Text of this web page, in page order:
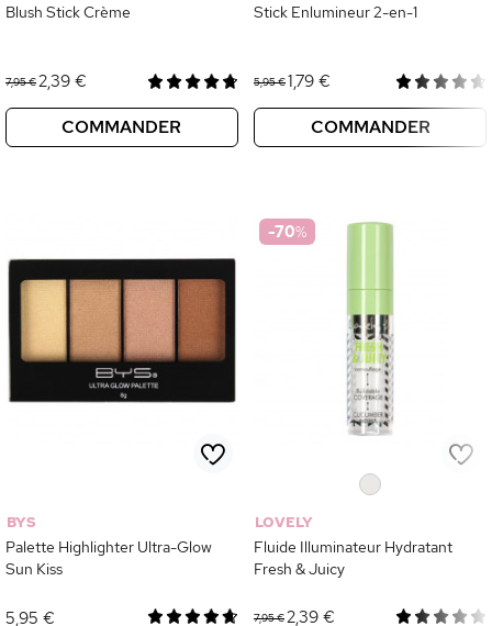
Blush Stick Crème
7,95 €2,39 €
COMMANDER
Stick Enlumineur 2-en-1
5,95 €1,79 €
COMMANDER
BYS
Palette Highlighter Ultra-Glow
Sun Kiss
5,95 €
-70%
LOVELY
Fluide Illuminateur Hydratant
Fresh & Juicy
7,95 €2,39 €